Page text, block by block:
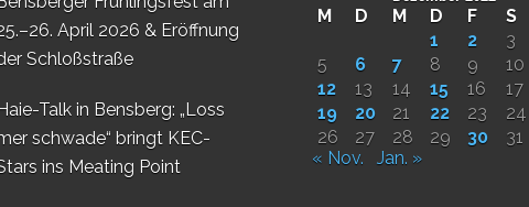
April 2026 & Eröffnung
Schloßstraße
Talk in Bensberg: „Loss
schwade“ bringt KEC-
ins Meating Point
M D M D F S
1
2 3
5
6 7 8 9 10
12
13 14 15 16 17
19
20 21 22 23 24
26
27 28 29 30
31
« Nov.
Jan. »